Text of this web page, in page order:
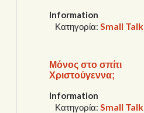
Information
Κατηγορία:Small Talk
Μόνος στο σπίτι
Χριστούγεννα;
Information
Κατηγορία:Small Talk